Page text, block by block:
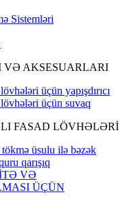
Sistemləri
VƏ AKSESUARLARI
üçün yapışdırıcı
üçün suvaq
FASAD LÖVHƏLƏRİ
üsulu ilə bəzək
qarışıq
VƏ
ÜÇÜN